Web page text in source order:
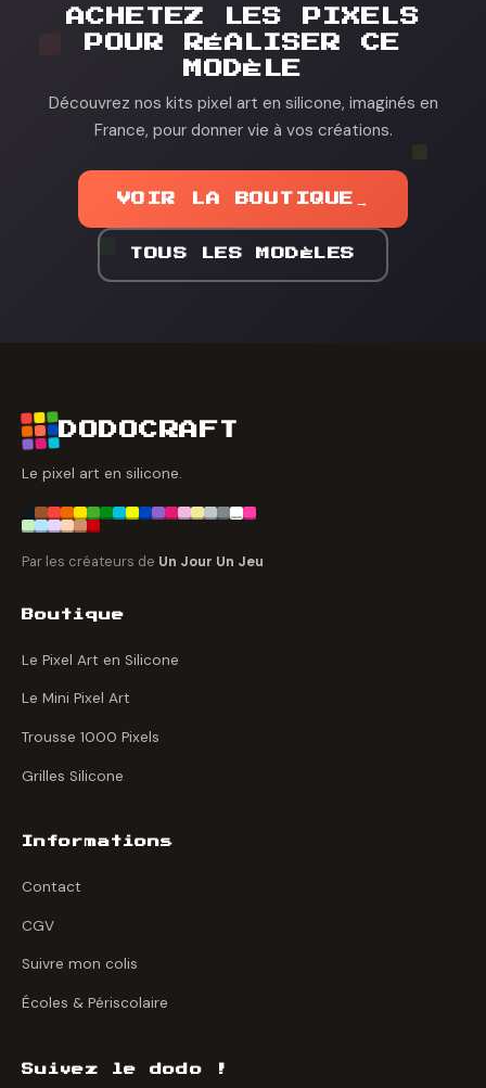
ACHETEZ LES PIXELS
POUR RÉALISER CE
MODÈLE
Découvrez nos kits pixel art en silicone, imaginés en
France, pour donner vie à vos créations.
VOIR LA BOUTIQUE →
TOUS LES MODÈLES
DODOCRAFT
Le pixel art en silicone.
Par les créateurs de Un Jour Un Jeu
Boutique
Le Pixel Art en Silicone
Le Mini Pixel Art
Trousse 1000 Pixels
Grilles Silicone
Informations
Contact
CGV
Suivre mon colis
Écoles & Périscolaire
Suivez le dodo !